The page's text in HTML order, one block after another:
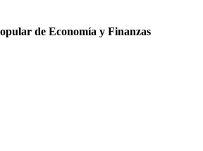
de Economía y Finanzas